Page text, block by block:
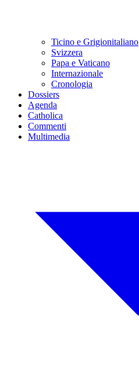
Ticino e Grigionitaliano
Svizzera
Papa e Vaticano
Internazionale
Cronologia
Dossiers
Agenda
Catholica
Commenti
Multimedia